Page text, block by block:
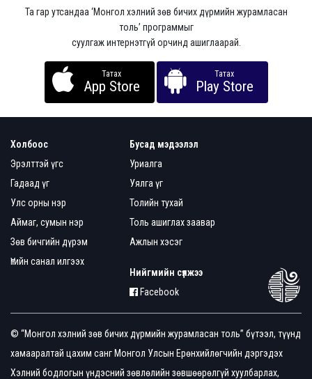
Та гар утсандаа ‘Монгол хэлний зөв бичих дүрмийн журамласан
толь’ программыг
суулгаж интернэтгүй орчинд ашиглаарай.
Татах
App Store
Татах
Play Store
Холбоос
Эрэлттэй үгс
Гадаад үг
Улс орны нэр
Аймаг, сумын нэр
Зөв бичгийн дүрэм
Үгийн санал илгээх
Бусад мэдээлэл
Уриалга
Уялга үг
Толийн тухай
Толь ашиглах заавар
Ажлын хэсэг
Нийгмийн сүлжээ
Facebook
© “Монгол хэлний зөв бичих дүрмийн журамласан толь” бүтээл, түүнд
хамааралтай цахим санг Монгол Улсын Ерөнхийлөгчийн дэргэдэх
Хэлний бодлогын үндэсний зөвлөлийн зөвшөөрөлгүй хуулбарлах,